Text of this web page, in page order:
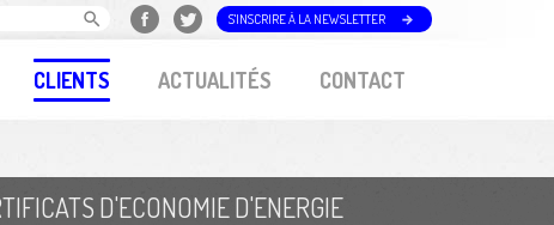
CLIENTS ACTUALITÉS CONTACT
S'INSCRIRE À LA NEWSLETTER
D'ECONOMIE D'ENERGIE